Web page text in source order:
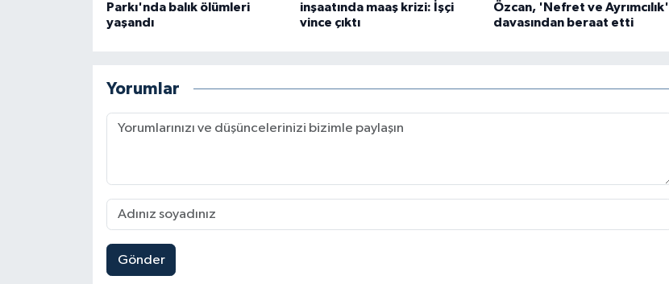
Parkı'nda balık ölümleri
yaşandı
inşaatında maaş krizi: İşçi
vince çıktı
Özcan, 'Nefret ve Ayrımcılık'
davasından beraat etti
Yorumlar
Gönder